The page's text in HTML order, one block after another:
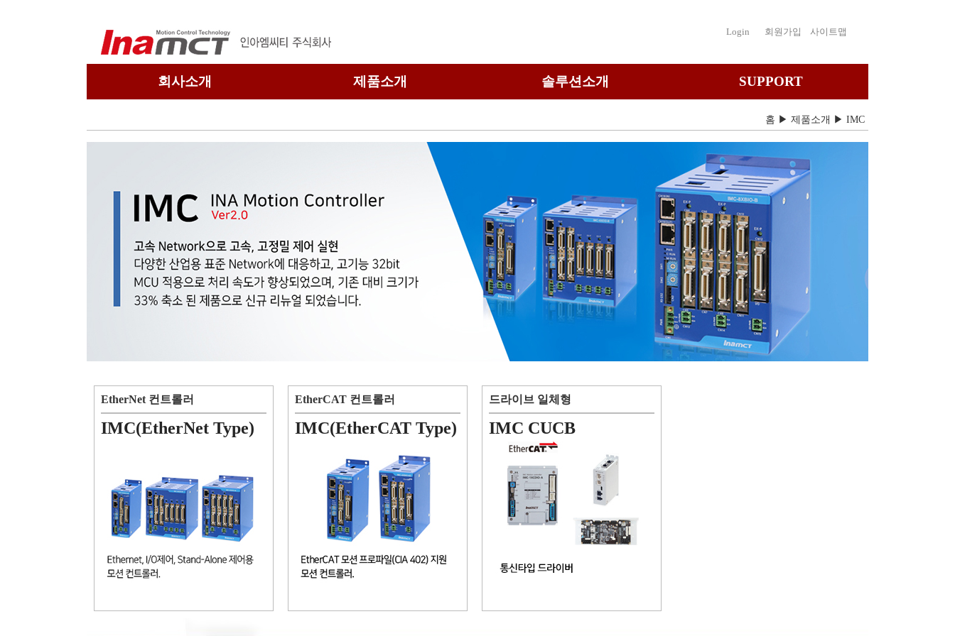
Login 회원가입 사이트맵
회사소개 제품소개 솔루션소개 SUPPORT
기타 솔루션
고객문의
카탈로그 신청
자료실
공지사항
채용공고
홈 ▶ 제품소개 ▶ IMC
EtherNet 컨트롤러
IMC(EtherNet Type)
EtherCAT 컨트롤러
IMC(EtherCAT Type)
드라이브 일체형
IMC CUCB